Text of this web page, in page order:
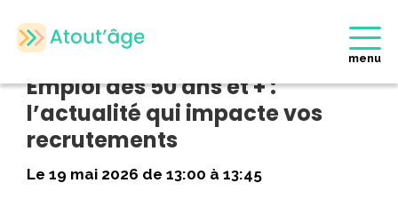
menu
Accueil > Evènements > Emploi des 50 ans et + : l’actualité qui
impacte vos recrutements
Emploi des 50 ans et + :
l’actualité qui impacte vos
recrutements
Le 19 mai 2026 de 13:00 à 13:45